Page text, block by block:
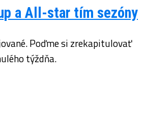
a All-star tím sezóny
Poďme si zrekapitulovať
týždňa.